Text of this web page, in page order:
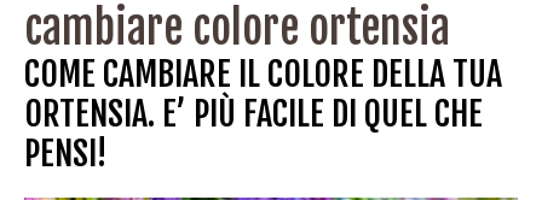
cambiare colore ortensia
COME CAMBIARE IL COLORE DELLA TUA
ORTENSIA. E’ PIÙ FACILE DI QUEL CHE
PENSI!